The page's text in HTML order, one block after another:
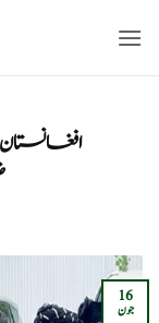
افغانستان
16
جون